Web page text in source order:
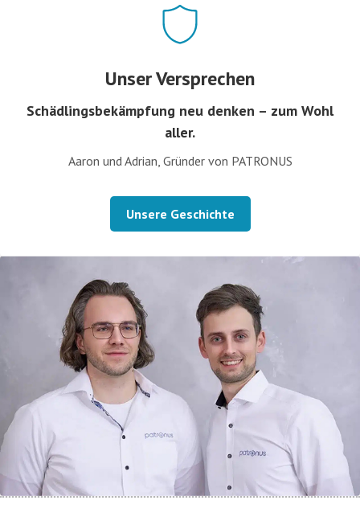
Unser Versprechen
Schädlingsbekämpfung neu denken – zum Wohl
aller.
Aaron und Adrian, Gründer von PATRONUS
Unsere Geschichte